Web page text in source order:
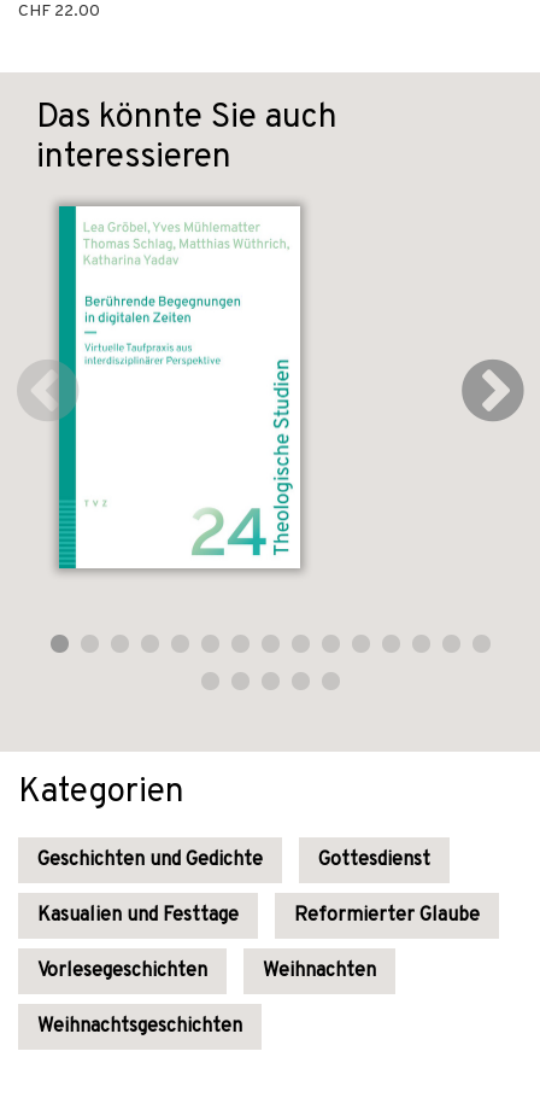
CHF 22.00
Das könnte Sie auch
interessieren
Kategorien
Geschichten und Gedichte Gottesdienst
Kasualien und Festtage Reformierter Glaube
Vorlesegeschichten Weihnachten
Weihnachtsgeschichten